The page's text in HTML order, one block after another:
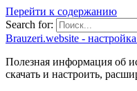
Перейти к содержанию
Search for:
Brauzeri.website -
Полезная информация об
скачать и настроить,